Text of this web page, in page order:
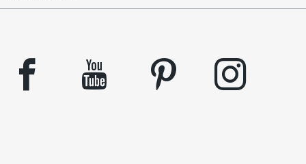
facebook youtube pinterest instagram